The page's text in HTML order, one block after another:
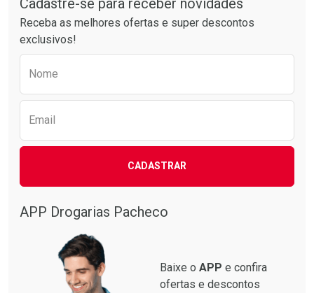
Receba as melhores ofertas e super descontos
exclusivos!
Nome
Email
CADASTRAR
APP Drogarias Pacheco
Baixe o APP e confira
ofertas e descontos